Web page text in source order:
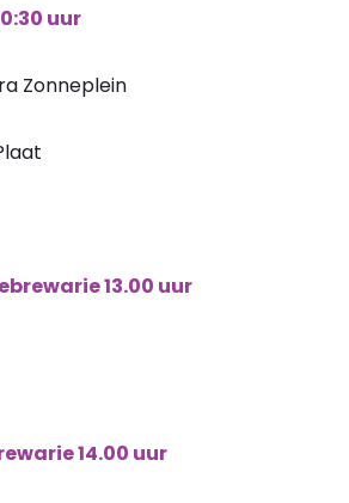
uur
Zonneplein
13.00 uur
14.00 uur